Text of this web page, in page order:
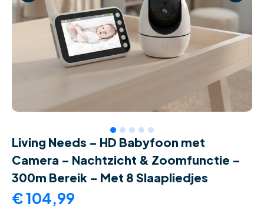
Living Needs – HD Babyfoon met
Camera – Nachtzicht & Zoomfunctie –
300m Bereik – Met 8 Slaapliedjes
€104,99